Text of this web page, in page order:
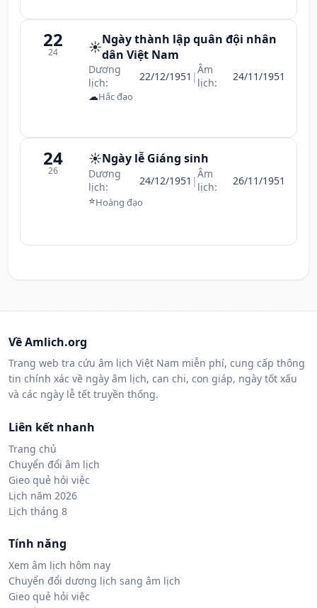
22
24 ☀️Ngày thành lập quân đội nhân
dân Việt Nam
Dương
lịch:
22/12/1951 |Âm
lịch:
24/11/1951
☁Hắc đạo
24
26
☀️Ngày lễ Giáng sinh
Dương
lịch:
24/12/1951 |Âm
lịch:
26/11/1951
⭐Hoàng đạo
Về Amlich.org
Trang web tra cứu âm lịch Việt Nam miễn phí, cung cấp thông
tin chính xác về ngày âm lịch, can chi, con giáp, ngày tốt xấu
và các ngày lễ tết truyền thống.
Liên kết nhanh
Trang chủ
Chuyển đổi âm lịch
Gieo quẻ hỏi việc
Lịch năm 2026
Lịch tháng 8
Tính năng
Xem âm lịch hôm nay
Chuyển đổi dương lịch sang âm lịch
Gieo quẻ hỏi việc